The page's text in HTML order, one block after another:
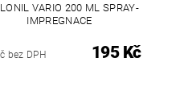
VARIO 200 ML SPRAY-
IMPREGNACE
bez DPH 195 Kč